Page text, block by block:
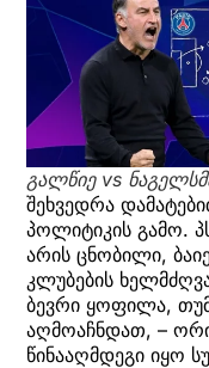
გალწიე vs
შეხვედრა
პოლიტიკის გამო.
არის ცნობილი,
კლუბების
ბევრი ყოფილა,
აღმოაჩნდათ, –
წინააღმდეგი იყო